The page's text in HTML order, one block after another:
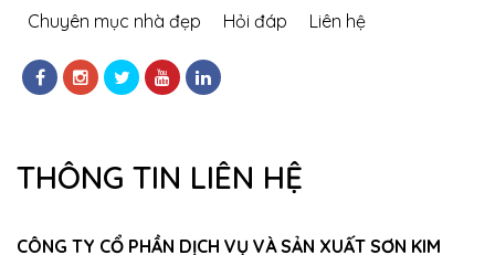
Chuyên mục nhà đẹp
Hỏi đáp Liên hệ
THÔNG TIN LIÊN HỆ
CÔNG TY CỔ PHẦN DỊCH VỤ VÀ SẢN XUẤT SƠN KIM